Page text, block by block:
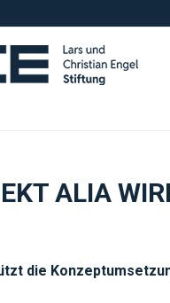
ALIA
die